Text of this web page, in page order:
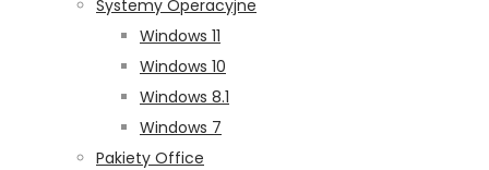
Systemy Operacyjne
Windows 11
Windows 10
Windows 8.1
Windows 7
Pakiety Office